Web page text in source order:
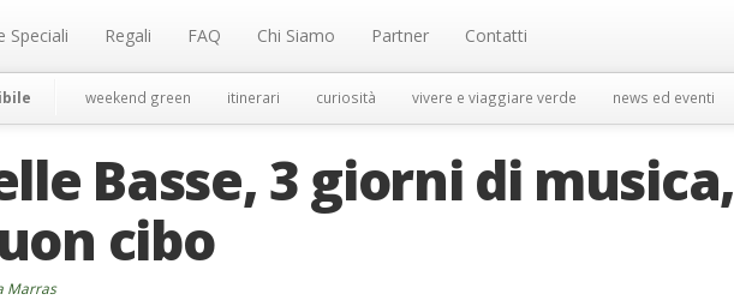
Speciali Regali FAQ Chi Siamo Partner Contatti
weekend green itinerari curiosità vivere e viaggiare verde news ed eventi
Basse, 3 giorni di musica,
cibo
Marras